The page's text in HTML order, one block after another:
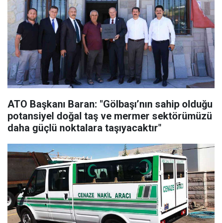
ATO Başkanı Baran: "Gölbaşı’nın sahip olduğu
potansiyel doğal taş ve mermer sektörümüzü
daha güçlü noktalara taşıyacaktır"